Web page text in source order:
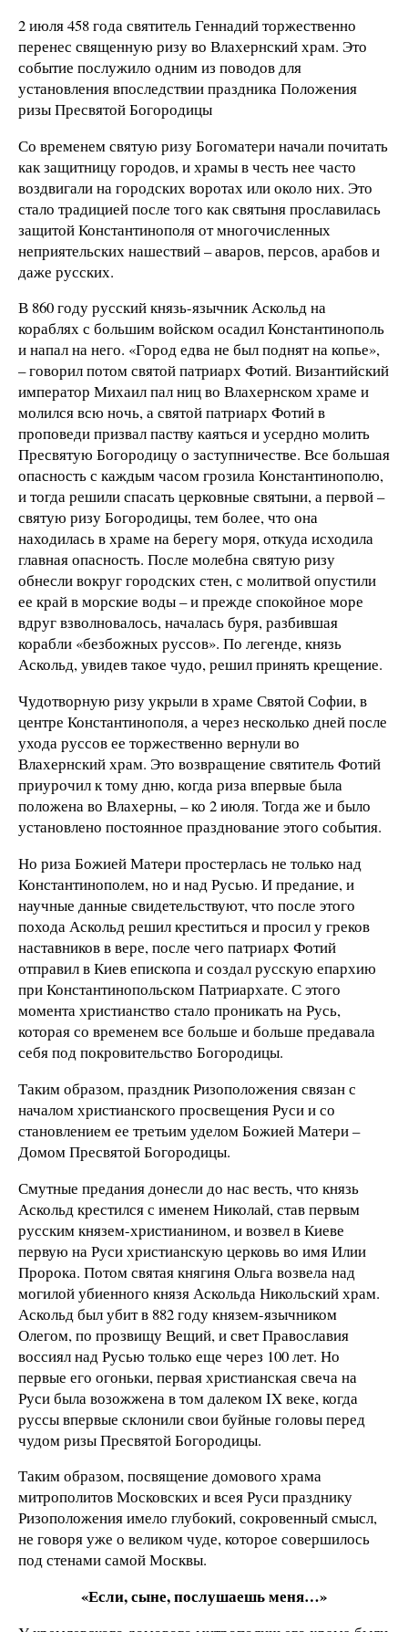
2 июля 458 года святитель Геннадий торжественно
перенес священную ризу во Влахернский храм. Это
событие послужило одним из поводов для
установления впоследствии праздника Положения
ризы Пресвятой Богородицы
Со временем святую ризу Богоматери начали почитать
как защитницу городов, и храмы в честь нее часто
воздвигали на городских воротах или около них. Это
стало традицией после того как святыня прославилась
защитой Константинополя от многочисленных
неприятельских нашествий – аваров, персов, арабов и
даже русских.
В 860 году русский князь-язычник Аскольд на
кораблях с большим войском осадил Константинополь
и напал на него. «Город едва не был поднят на копье»,
– говорил потом святой патриарх Фотий. Византийский
император Михаил пал ниц во Влахернском храме и
молился всю ночь, а святой патриарх Фотий в
проповеди призвал паству каяться и усердно молить
Пресвятую Богородицу о заступничестве. Все большая
опасность с каждым часом грозила Константинополю,
и тогда решили спасать церковные святыни, а первой –
святую ризу Богородицы, тем более, что она
находилась в храме на берегу моря, откуда исходила
главная опасность. После молебна святую ризу
обнесли вокруг городских стен, с молитвой опустили
ее край в морские воды – и прежде спокойное море
вдруг взволновалось, началась буря, разбившая
корабли «безбожных руссов». По легенде, князь
Аскольд, увидев такое чудо, решил принять крещение.
Чудотворную ризу укрыли в храме Святой Софии, в
центре Константинополя, а через несколько дней после
ухода руссов ее торжественно вернули во
Влахернский храм. Это возвращение святитель Фотий
приурочил к тому дню, когда риза впервые была
положена во Влахерны, – ко 2 июля. Тогда же и было
установлено постоянное празднование этого события.
Но риза Божией Матери простерлась не только над
Константинополем, но и над Русью. И предание, и
научные данные свидетельствуют, что после этого
похода Аскольд решил креститься и просил у греков
наставников в вере, после чего патриарх Фотий
отправил в Киев епископа и создал русскую епархию
при Константинопольском Патриархате. С этого
момента христианство стало проникать на Русь,
которая со временем все больше и больше предавала
себя под покровительство Богородицы.
Таким образом, праздник Ризоположения связан с
началом христианского просвещения Руси и со
становлением ее третьим уделом Божией Матери –
Домом Пресвятой Богородицы.
Смутные предания донесли до нас весть, что князь
Аскольд крестился с именем Николай, став первым
русским князем-христианином, и возвел в Киеве
первую на Руси христианскую церковь во имя Илии
Пророка. Потом святая княгиня Ольга возвела над
могилой убиенного князя Аскольда Никольский храм.
Аскольд был убит в 882 году князем-язычником
Олегом, по прозвищу Вещий, и свет Православия
воссиял над Русью только еще через 100 лет. Но
первые его огоньки, первая христианская свеча на
Руси была возожжена в том далеком IX веке, когда
руссы впервые склонили свои буйные головы перед
чудом ризы Пресвятой Богородицы.
Таким образом, посвящение домового храма
митрополитов Московских и всея Руси празднику
Ризоположения имело глубокий, сокровенный смысл,
не говоря уже о великом чуде, которое совершилось
под стенами самой Москвы.
«Если, сыне, послушаешь меня…»